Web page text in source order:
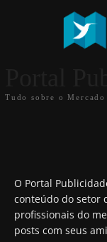
Tudo sobre o
O Portal
conteúdo do setor
profissionais do
posts com seus